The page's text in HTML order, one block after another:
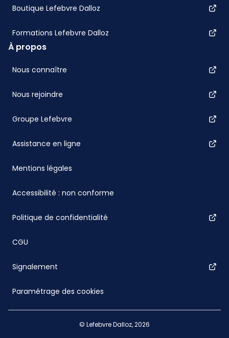
Boutique Lefebvre Dalloz
Formations Lefebvre Dalloz
À propos
Nous connaître
Nous rejoindre
Groupe Lefebvre
Assistance en ligne
Mentions légales
Accessibilité : non conforme
Politique de confidentialité
CGU
Signalement
Paramétrage des cookies
© Lefebvre Dalloz, 2026